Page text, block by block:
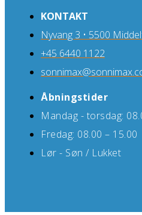
KONTAKT
Nyvang 3 • 5500
+45 6440 1122
Åbningstider
Mandag - torsdag:
Fredag: 08.00 – 15.00
Lør - Søn / Lukket